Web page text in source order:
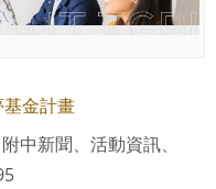
金計畫
中新聞、活動資訊、